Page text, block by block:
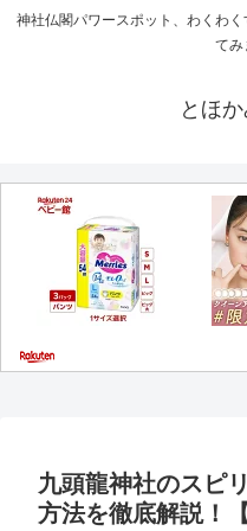
神社仏閣パワースポット、わくわ
てみ
とほ
九頭龍神社のスピ
方法を徹底解説！